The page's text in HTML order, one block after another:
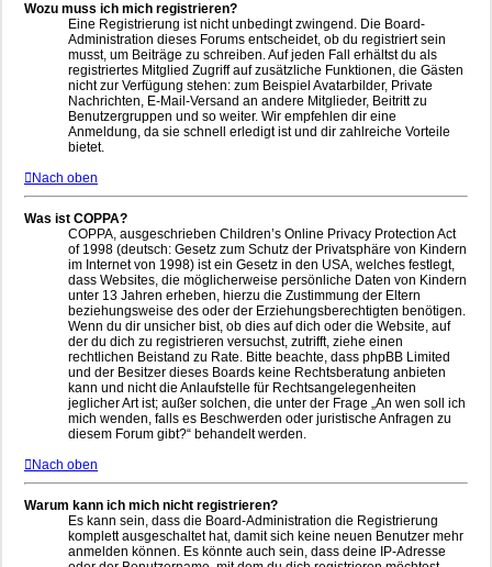
Wozu muss ich mich registrieren?
Eine Registrierung ist nicht unbedingt zwingend. Die Board-
Administration dieses Forums entscheidet, ob du registriert sein
musst, um Beiträge zu schreiben. Auf jeden Fall erhältst du als
registriertes Mitglied Zugriff auf zusätzliche Funktionen, die Gästen
nicht zur Verfügung stehen: zum Beispiel Avatarbilder, Private
Nachrichten, E-Mail-Versand an andere Mitglieder, Beitritt zu
Benutzergruppen und so weiter. Wir empfehlen dir eine
Anmeldung, da sie schnell erledigt ist und dir zahlreiche Vorteile
bietet.
Nach oben
Was ist COPPA?
COPPA, ausgeschrieben Children’s Online Privacy Protection Act
of 1998 (deutsch: Gesetz zum Schutz der Privatsphäre von Kindern
im Internet von 1998) ist ein Gesetz in den USA, welches festlegt,
dass Websites, die möglicherweise persönliche Daten von Kindern
unter 13 Jahren erheben, hierzu die Zustimmung der Eltern
beziehungsweise des oder der Erziehungsberechtigten benötigen.
Wenn du dir unsicher bist, ob dies auf dich oder die Website, auf
der du dich zu registrieren versuchst, zutrifft, ziehe einen
rechtlichen Beistand zu Rate. Bitte beachte, dass phpBB Limited
und der Besitzer dieses Boards keine Rechtsberatung anbieten
kann und nicht die Anlaufstelle für Rechtsangelegenheiten
jeglicher Art ist; außer solchen, die unter der Frage „An wen soll ich
mich wenden, falls es Beschwerden oder juristische Anfragen zu
diesem Forum gibt?“ behandelt werden.
Nach oben
Warum kann ich mich nicht registrieren?
Es kann sein, dass die Board-Administration die Registrierung
komplett ausgeschaltet hat, damit sich keine neuen Benutzer mehr
anmelden können. Es könnte auch sein, dass deine IP-Adresse